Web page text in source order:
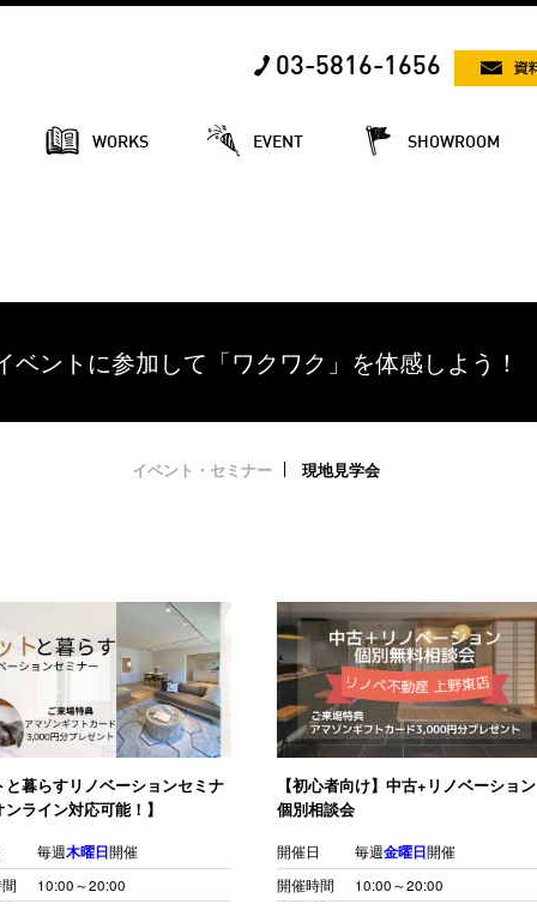
03-5816-1656
WORKS EVENT SHOWROOM
ベントに参加して「ワクワク」を体感しよう！
イベント・セミナー 現地見学会
と暮らすリノベーションセミナ
ンライン対応可能！】
毎週木曜日開催
10:00～20:00
【初心者向け】中古+リノベーション
個別相談会
開催日 毎週金曜日開催
開催時間
10:00～20:00